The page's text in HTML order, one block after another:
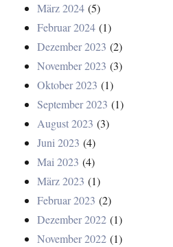
März 2024 (5)
Februar 2024 (1)
Dezember 2023 (2)
November 2023 (3)
Oktober 2023 (1)
September 2023 (1)
August 2023 (3)
Juni 2023 (4)
Mai 2023 (4)
März 2023 (1)
Februar 2023 (2)
Dezember 2022 (1)
November 2022 (1)